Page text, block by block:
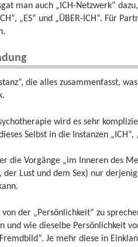
man auch „ICH-Netzwerk“
„ES“ und „ÜBER-ICH“. Für
die alles zusammenfasst,
wird es sehr
Selbst in die Instanzen „ICH“,
die Vorgänge „im Inneren des
Lust und dem Sex) nur
der „Persönlichkeit“ zu
und wie dieselbe Persönlichkeit
Je mehr diese in